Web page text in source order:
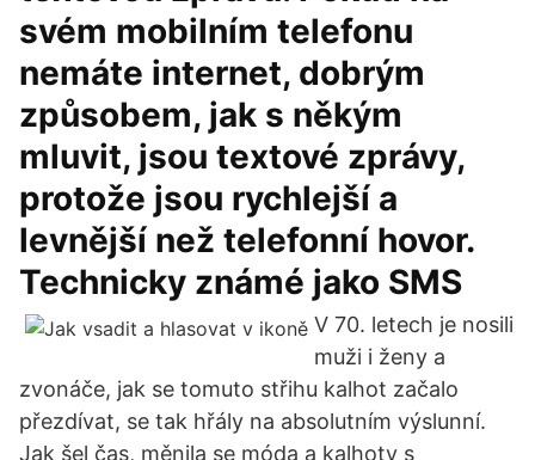
svém mobilním telefonu
nemáte internet, dobrým
způsobem, jak s někým
mluvit, jsou textové zprávy,
protože jsou rychlejší a
levnější než telefonní hovor.
Technicky známé jako SMS
V 70. letech je nosili
muži i ženy a
zvonáče, jak se tomuto střihu kalhot začalo
přezdívat, se tak hřály na absolutním výslunní.
Jak šel čas, měnila se móda a kalhoty s